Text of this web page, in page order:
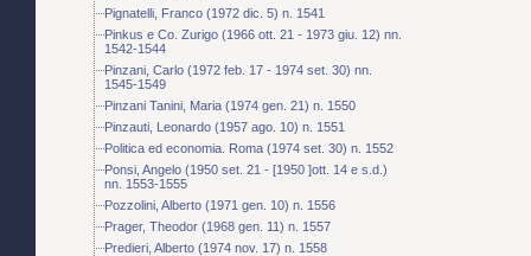
Pignatelli, Franco (1972 dic. 5) n. 1541
Pinkus e Co. Zurigo (1966 ott. 21 - 1973 giu. 12) nn.
1542-1544
Pinzani, Carlo (1972 feb. 17 - 1974 set. 30) nn.
1545-1549
Pinzani Tanini, Maria (1974 gen. 21) n. 1550
Pinzauti, Leonardo (1957 ago. 10) n. 1551
Politica ed economia. Roma (1974 set. 30) n. 1552
Ponsi, Angelo (1950 set. 21 - [1950 ]ott. 14 e s.d.)
nn. 1553-1555
Pozzolini, Alberto (1971 gen. 10) n. 1556
Prager, Theodor (1968 gen. 11) n. 1557
Predieri, Alberto (1974 nov. 17) n. 1558